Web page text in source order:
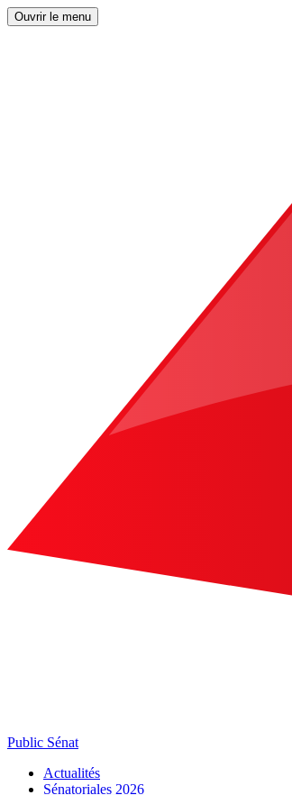
Ouvrir le menu
Public Sénat
Actualités
Sénatoriales 2026